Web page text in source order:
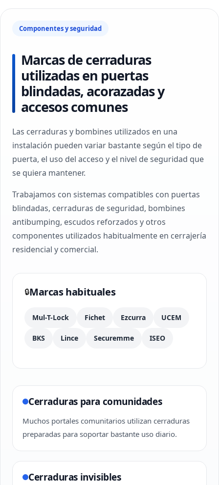
Componentes y seguridad
Marcas de cerraduras
utilizadas en puertas
blindadas, acorazadas y
accesos comunes
Las cerraduras y bombines utilizados en una
instalación pueden variar bastante según el tipo de
puerta, el uso del acceso y el nivel de seguridad que
se quiera mantener.
Trabajamos con sistemas compatibles con puertas
blindadas, cerraduras de seguridad, bombines
antibumping, escudos reforzados y otros
componentes utilizados habitualmente en cerrajería
residencial y comercial.
🔒Marcas habituales
Mul-T-Lock Fichet Ezcurra UCEM
BKS Lince Securemme ISEO
Cerraduras para comunidades
Muchos portales comunitarios utilizan cerraduras
preparadas para soportar bastante uso diario.
Cerraduras invisibles